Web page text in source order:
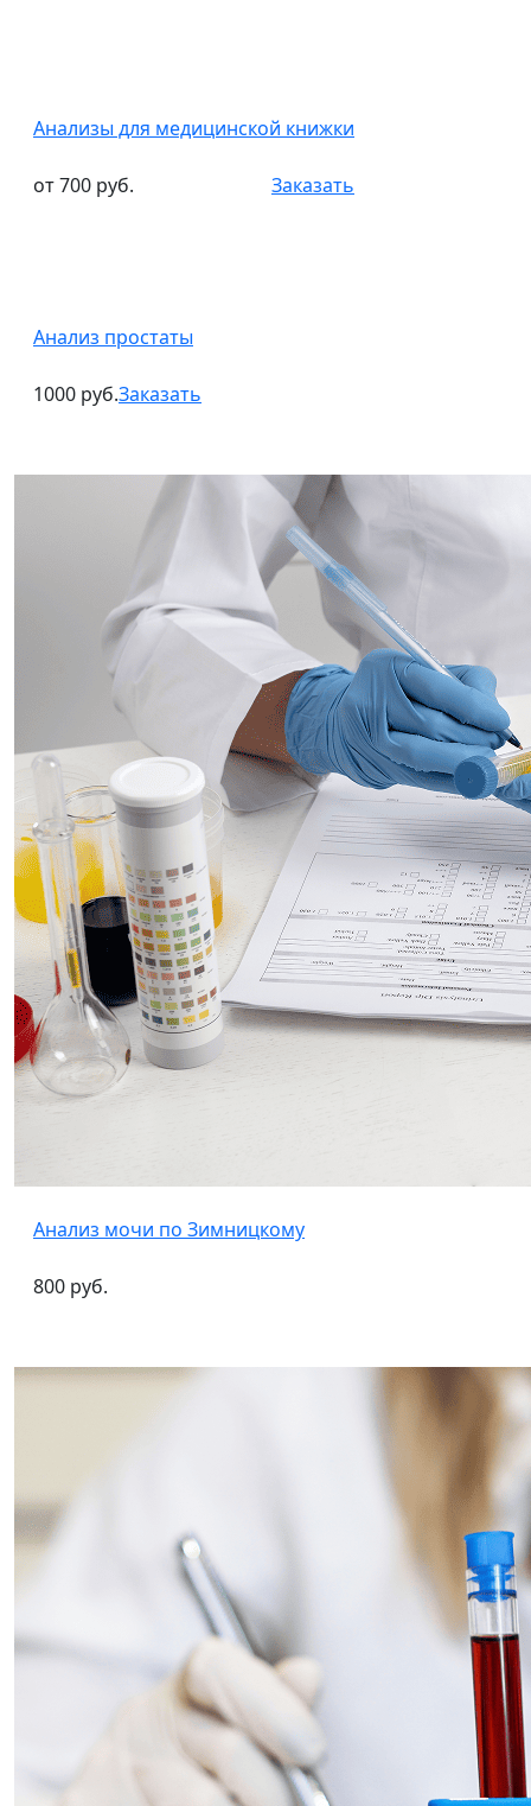
Анализы для медицинской книжки
от 700 руб. Заказать
Анализ простаты
1000 руб.Заказать
Анализ мочи по Зимницкому
800 руб.